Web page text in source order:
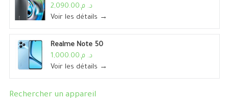
د. م.2,090.00
Voir les détails →
Realme Note 50
د. م.1,000.00
Voir les détails →
Rechercher un appareil